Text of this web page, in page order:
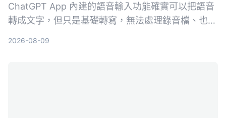
ChatGPT App 內建的語音輸入功能確實可以把語音
轉成文字，但只是基礎轉寫，無法處理錄音檔、也沒
2026-08-09